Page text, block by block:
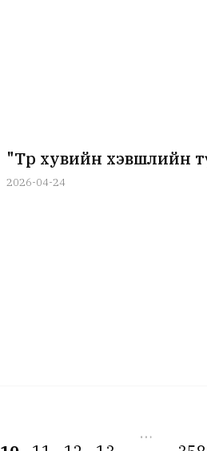
"Төр хувийн хэвшлийн
2026-04-24
…